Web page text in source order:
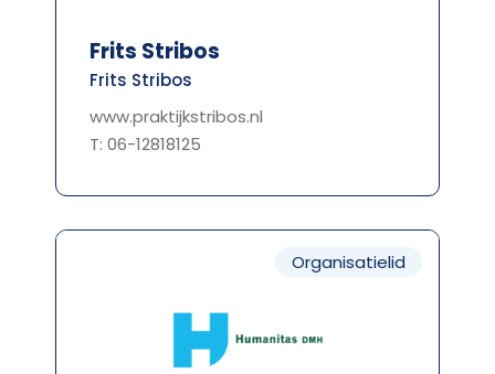
Frits Stribos
Frits Stribos
www.praktijkstribos.nl
T: 06-12818125
Organisatielid